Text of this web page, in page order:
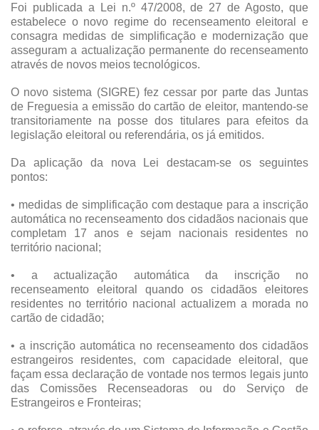
Foi publicada a Lei n.º 47/2008, de 27 de Agosto, que
estabelece o novo regime do recenseamento eleitoral e
consagra medidas de simplificação e modernização que
asseguram a actualização permanente do recenseamento
através de novos meios tecnológicos.
O novo sistema (SIGRE) fez cessar por parte das Juntas
de Freguesia a emissão do cartão de eleitor, mantendo-se
transitoriamente na posse dos titulares para efeitos da
legislação eleitoral ou referendária, os já emitidos.
Da aplicação da nova Lei destacam-se os seguintes
pontos:
• medidas de simplificação com destaque para a inscrição
automática no recenseamento dos cidadãos nacionais que
completam 17 anos e sejam nacionais residentes no
território nacional;
• a actualização automática da inscrição no
recenseamento eleitoral quando os cidadãos eleitores
residentes no território nacional actualizem a morada no
cartão de cidadão;
• a inscrição automática no recenseamento dos cidadãos
estrangeiros residentes, com capacidade eleitoral, que
façam essa declaração de vontade nos termos legais junto
das Comissões Recenseadoras ou do Serviço de
Estrangeiros e Fronteiras;